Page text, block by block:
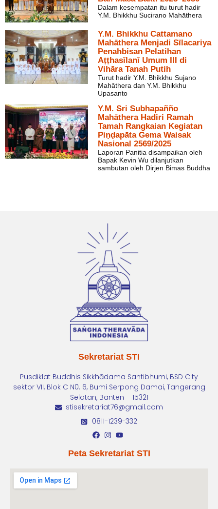
Dalam kesempatan itu turut hadir
Y.M. Bhikkhu Sucirano Mahāthera
Y.M. Bhikkhu Cattamano
Mahāthera Menjadi Sīlacariya
Penahbisan Pelatihan
Aṭṭhasīlanī Umum III di
Vihāra Tanah Putih
Turut hadir Y.M. Bhikkhu Sujano
Mahāthera dan Y.M. Bhikkhu
Upasanto
Y.M. Sri Subhapañño
Mahāthera Hadiri Ramah
Tamah Rangkaian Kegiatan
Piṇḍapāta Gema Waisak
Nasional 2569/2025
Laporan Panitia disampaikan oleh
Bapak Kevin Wu dilanjutkan
sambutan oleh Dirjen Bimas Buddha
Sekretariat STI
Pusdiklat Buddhis Sikkhādama Santibhumi, BSD City
sektor VII, Blok C N0. 6, Bumi Serpong Damai, Tangerang
Selatan, Banten – 15321
stisekretariat76@gmail.com
0811-1239-332
Peta Sekretariat STI